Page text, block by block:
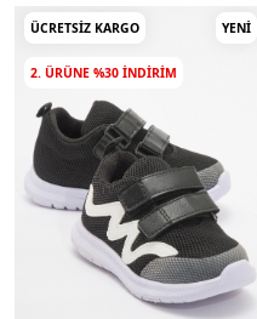
ÜCRETSIZ KARGO YENI
2. ÜRÜNE %30 INDIRIM